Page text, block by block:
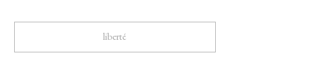
liberté